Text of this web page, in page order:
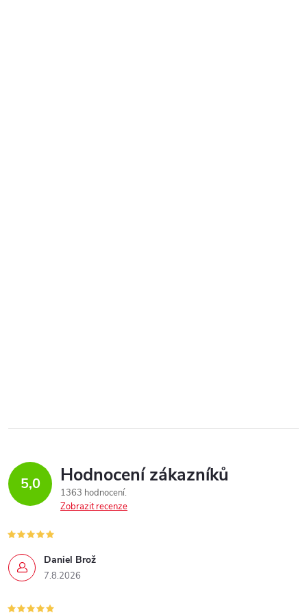
5,0 Hodnocení zákazníků
1363 hodnocení
Zobrazit recenze
Daniel Brož
7.8.2026